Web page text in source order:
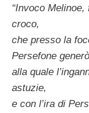
“Invoco
croco,
che presso la
Persefone
alla quale
astuzie,
e con l’ira di